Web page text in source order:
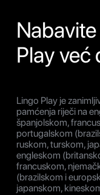
Play već
Lingo Play je
pamćenja riječi na
španjolskom,
portugalskom
ruskom, turskom,
engleskom
francuskom,
(brazilskom i
japanskom,